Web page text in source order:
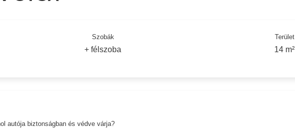
Szobák
+ félszoba
Terület
14 m²
autója biztonságban és védve várja?